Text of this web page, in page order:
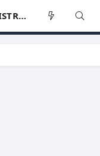
REGISTRERA